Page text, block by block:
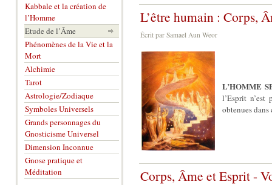
L’être humain : Corps,
Écrit par Samael Aun Weor
L’HOMME
l’Esprit n’est
obtenues
Corps, Âme et Esprit -
Kabbale et la création de
l’Homme
Etude de l’Âme
Phénomènes de la Vie et la
Mort
Alchimie
Tarot
Astrologie/Zodiaque
Symboles Universels
Grands personnages du
Gnosticisme Universel
Dimension Inconnue
Gnose pratique et
Méditation